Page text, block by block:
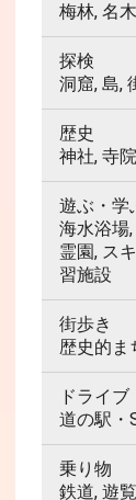
梅林, 名
探検
洞窟, 島,
歴史
神社, 寺
遊ぶ・学
海水浴場
霊園, ス
習施設
街歩き
歴史的ま
ドライブ
道の駅・
乗り物
鉄道, 遊